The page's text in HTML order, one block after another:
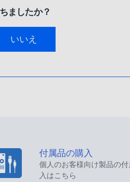
ましたか？
いいえ
付属品の購入
個人のお客様向け製品の
入はこちら